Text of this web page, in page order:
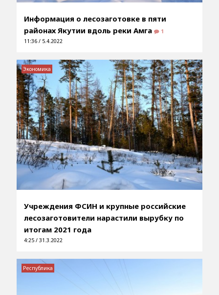
Информация о лесозаготовке в пяти
районах Якутии вдоль реки Амга
1
11:36 / 5.4.2022
Учреждения ФСИН и крупные российские
лесозаготовители нарастили вырубку по
итогам 2021 года
4:25 / 31.3.2022
Экономика
Республика